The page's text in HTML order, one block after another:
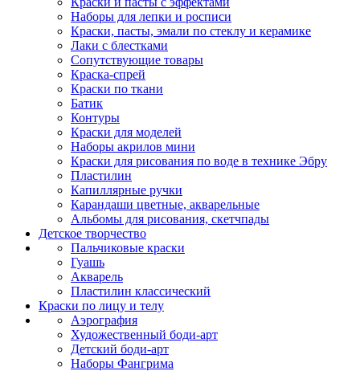
Наборы для лепки и росписи
Краски, пасты, эмали по стеклу и керамике
Лаки с блестками
Сопутствующие товары
Краска-спрей
Краски по ткани
Батик
Контуры
Краски для моделей
Наборы акрилов мини
Краски для рисования по воде в технике Эбру
Пластилин
Капиллярные ручки
Карандаши цветные, акварельные
Альбомы для рисования, скетчпады
Детское творчество
Пальчиковые краски
Гуашь
Акварель
Пластилин классический
Краски по лицу и телу
Аэрография
Художественный боди-арт
Детский боди-арт
Наборы Фангрима